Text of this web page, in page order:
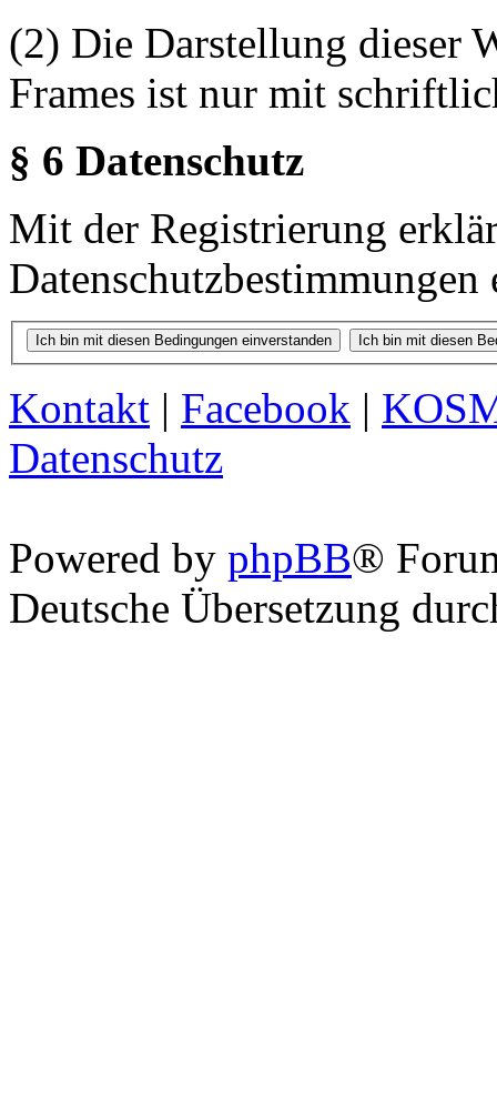
(2) Die Darstellung dieser
Frames ist nur mit
§ 6 Datenschutz
Mit der Registrierung
Datenschutzbestimmungen
Kontakt | Facebook |
Datenschutz
Powered by phpBB®
Deutsche Übersetzung